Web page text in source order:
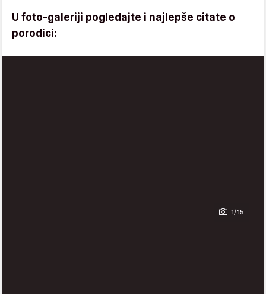
U foto-galeriji pogledajte i najlepše citate o
porodici:
1/15